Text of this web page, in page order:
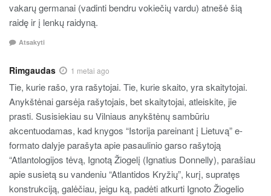
vakarų germanai (vadinti bendru vokiečių vardu) atnešė šią
raidę ir į lenkų raidyną.
Atsakyti
Rimgaudas 1 metai ago
Tie, kurie rašo, yra rašytojai. Tie, kurie skaito, yra skaitytojai.
Anykštėnai garsėja rašytojais, bet skaitytojai, atleiskite, jie
prasti. Susisiekiau su Vilniaus anykštėnų sambūriu
akcentuodamas, kad knygos “Istorija pareinant į Lietuvą” e-
formato dalyje parašyta apie pasaulinio garso rašytoją
“Atlantologijos tėvą, Ignotą Žiogelį (Ignatius Donnelly), parašiau
apie susietą su vandeniu “Atlantidos Kryžių”, kurį, supratęs
konstrukciją, galėčiau, jeigu ką, padėti atkurti Ignoto Žiogelio